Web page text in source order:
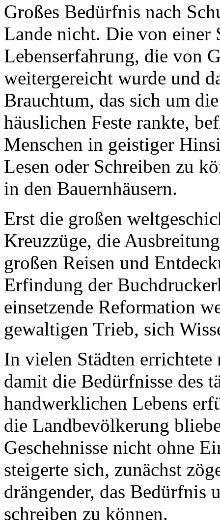
Großes Bedürfnis nach
Lande nicht. Die von einer
Lebenserfahrung, die von
weitergereicht wurde und
Brauchtum, das sich um
häuslichen Feste rankte,
Menschen in geistiger
Lesen oder Schreiben zu
in den Bauernhäusern.
Erst die großen
Kreuzzüge, die
großen Reisen und
Erfindung der
einsetzende Reformation
gewaltigen Trieb, sich
In vielen Städten
damit die Bedürfnisse des
handwerklichen Lebens
die Landbevölkerung
Geschehnisse nicht ohne
steigerte sich, zunächst
drängender, das Bedürfnis
schreiben zu können.